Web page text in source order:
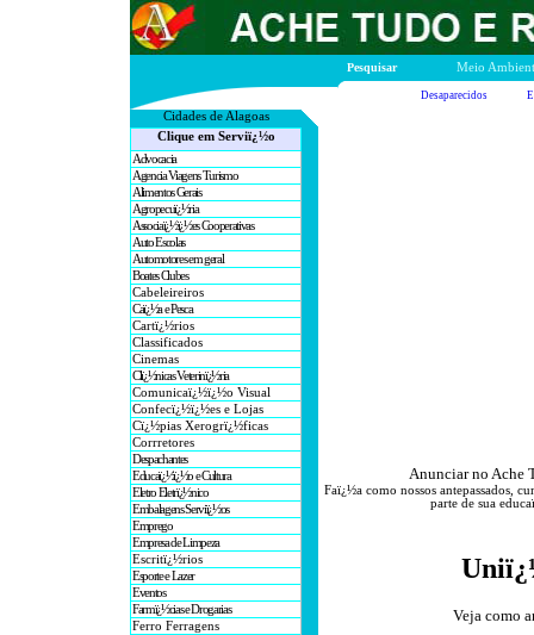
Pesquisar Meio
Desaparecidos
Cidades de Alagoas
Clique em Serviï¿½o
Advocacia
Agencia Viagens Turismo
Alimentos Gerais
Agropecuï¿½ria
Associaï¿½ï¿½es Cooperativas
Auto Escolas
Automotores em geral
Boates Clubes
Cabeleireiros
Caï¿½a e Pesca
Cartï¿½rios
Classificados
Cinemas
Clï¿½nicas Veterinï¿½ria
Comunicaï¿½ï¿½o Visual
Confecï¿½ï¿½es e Lojas
Cï¿½pias Xerogrï¿½ficas
Corrretores
Despachantes
Educaï¿½ï¿½o e Cultura
Eletro Eletrï¿½nico
Embalagens Serviï¿½os
Emprego
Empresa de Limpeza
Escritï¿½rios
Esporte e Lazer
Eventos
Farmï¿½cias e Drogarias
Ferro Ferragens
Anunciar no Ache
Faï¿½a como nossos antepassados,
parte de sua
Veja como